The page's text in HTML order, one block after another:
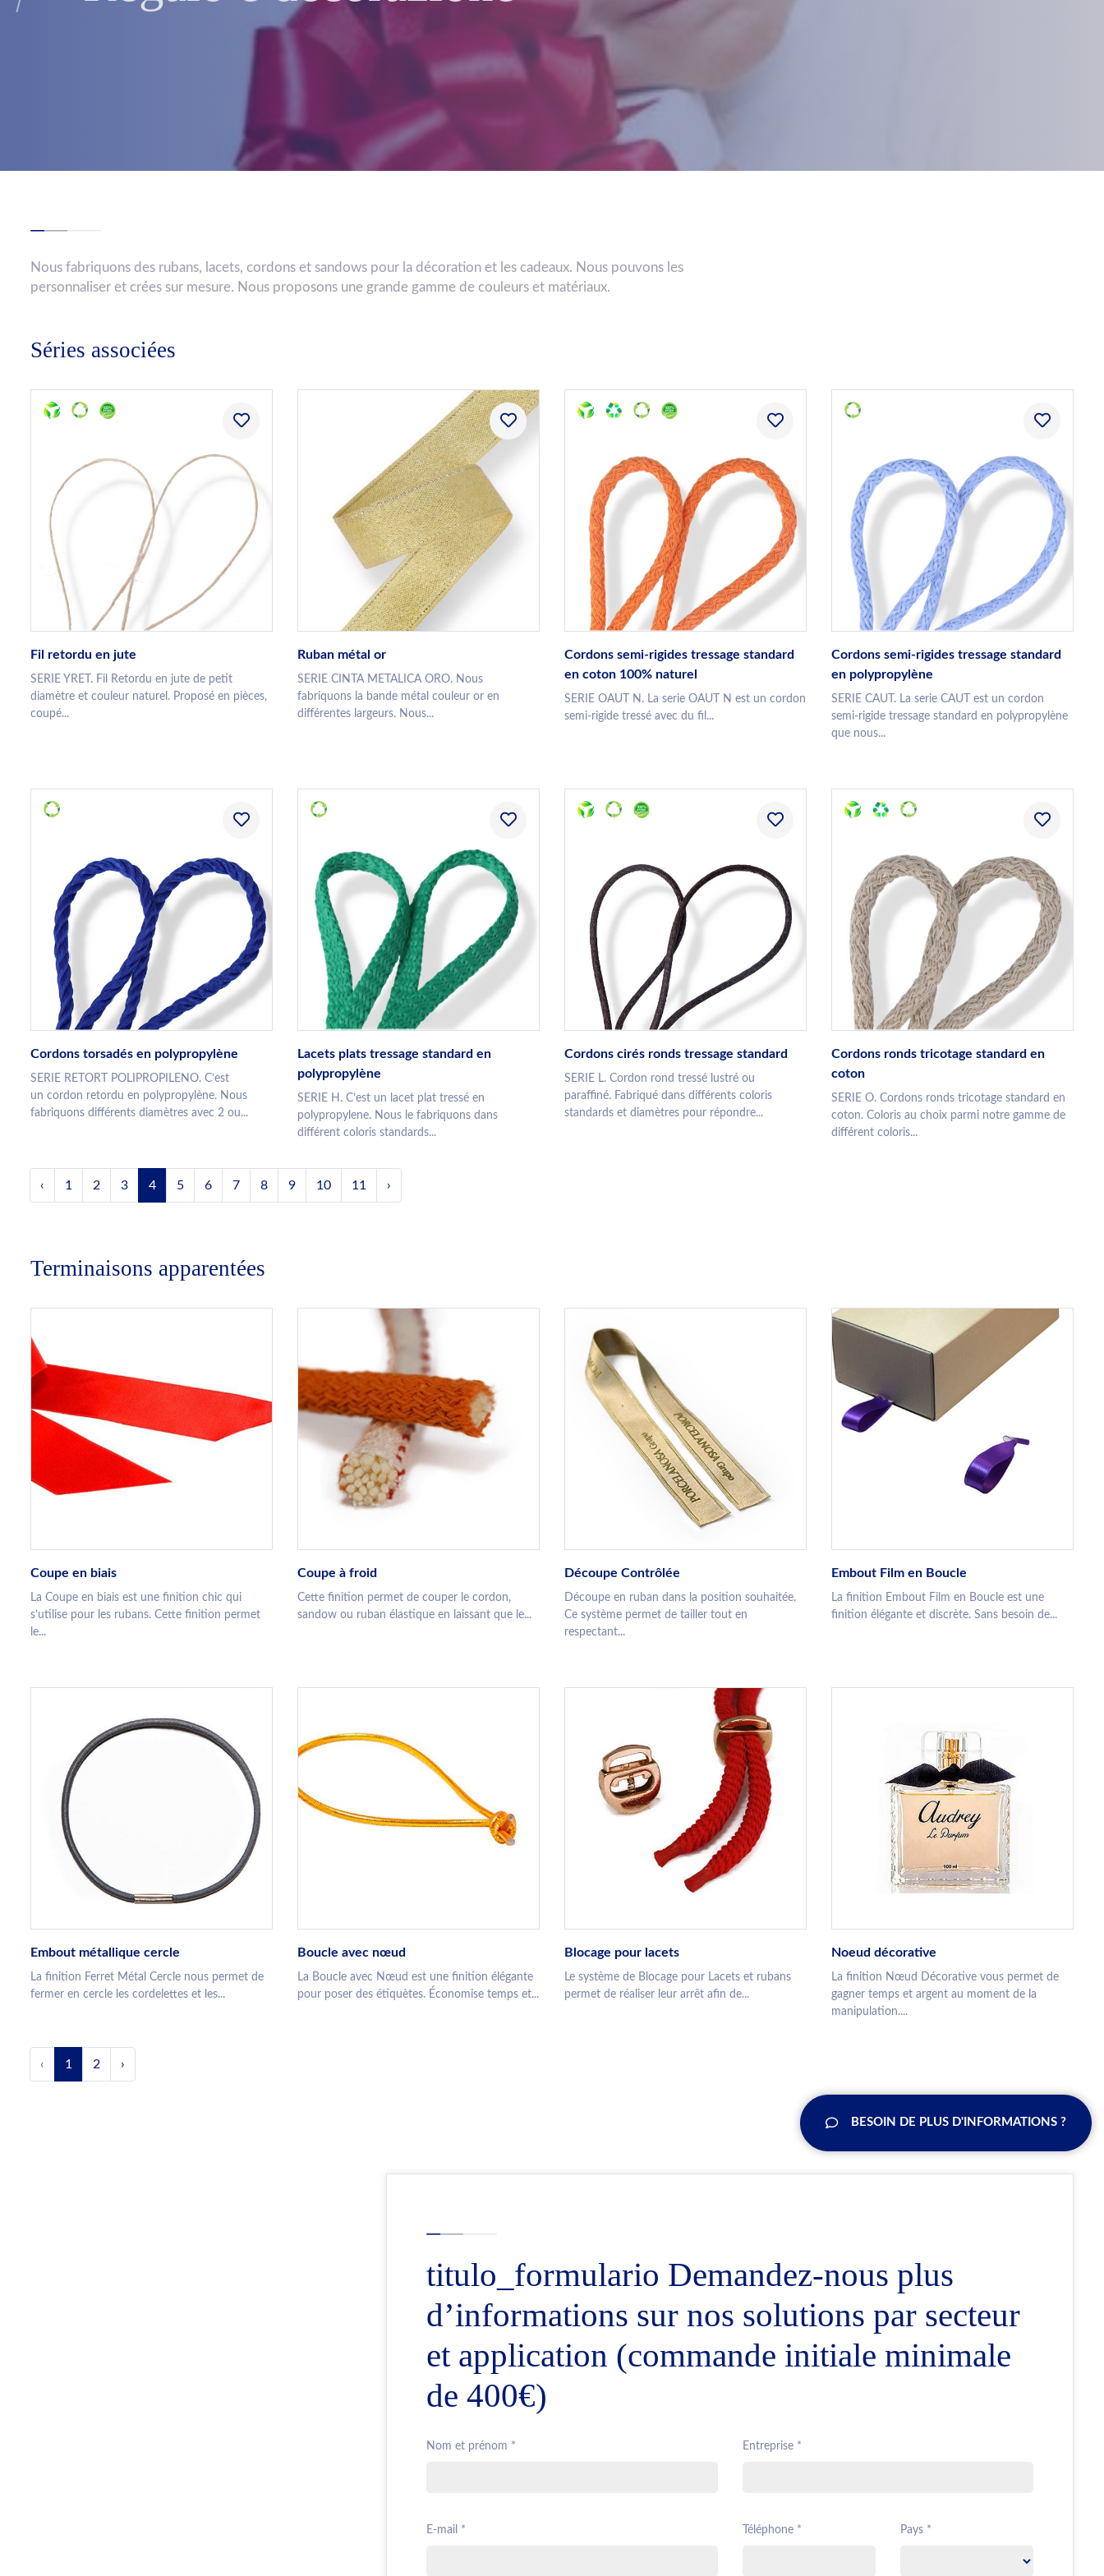
Nous fabriquons des rubans, lacets, cordons et sandows pour la décoration et les cadeaux. Nous pouvons les
personnaliser et crées sur mesure. Nous proposons une grande gamme de couleurs et matériaux.
Séries associées
Fil retordu en jute
SERIE YRET. Fil Retordu en jute de petit
diamètre et couleur naturel. Proposé en pièces,
coupé...
Ruban métal or
SERIE CINTA METALICA ORO. Nous
fabriquons la bande métal couleur or en
différentes largeurs. Nous...
Cordons semi-rigides tressage standard
en coton 100% naturel
SERIE OAUT N. La serie OAUT N est un cordon
semi-rigide tressé avec du fil...
Cordons semi-rigides tressage standard
en polypropylène
SERIE CAUT. La serie CAUT est un cordon
semi-rigide tressage standard en polypropylène
que nous...
Cordons torsadés en polypropylène
SERIE RETORT POLIPROPILENO. C’est
un cordon retordu en polypropylène. Nous
fabriquons différents diamètres avec 2 ou...
Lacets plats tressage standard en
polypropylène
SERIE H. C’est un lacet plat tressé en
polypropylene. Nous le fabriquons dans
différent coloris standards...
Cordons cirés ronds tressage standard
SERIE L. Cordon rond tressé lustré ou
paraffiné. Fabriqué dans différents coloris
standards et diamètres pour répondre...
Cordons ronds tricotage standard en
coton
SERIE O. Cordons ronds tricotage standard en
coton. Coloris au choix parmi notre gamme de
différent coloris...
‹ 1 2 3 4 5 6 7 8 9 10 11 ›
Terminaisons apparentées
Coupe en biais
La Coupe en biais est une finition chic qui
s’utilise pour les rubans. Cette finition permet
le...
Coupe à froid
Cette finition permet de couper le cordon,
sandow ou ruban élastique en laissant que le...
Découpe Contrôlée
Découpe en ruban dans la position souhaitée.
Ce système permet de tailler tout en
respectant...
Embout Film en Boucle
La finition Embout Film en Boucle est une
finition élégante et discrète. Sans besoin de...
Embout métallique cercle
La finition Ferret Métal Cercle nous permet de
fermer en cercle les cordelettes et les...
Boucle avec nœud
La Boucle avec Nœud est une finition élégante
pour poser des étiquètes. Économise temps et...
Blocage pour lacets
Le système de Blocage pour Lacets et rubans
permet de réaliser leur arrêt afin de...
Noeud décorative
La finition Nœud Décorative vous permet de
gagner temps et argent au moment de la
manipulation....
‹ 1 2 ›
BESOIN DE PLUS D'INFORMATIONS ?
titulo_formulario Demandez-nous plus
d’informations sur nos solutions par secteur
et application (commande initiale minimale
de 400€)
Nom et prénom * Entreprise *
E-mail * Téléphone * Pays *